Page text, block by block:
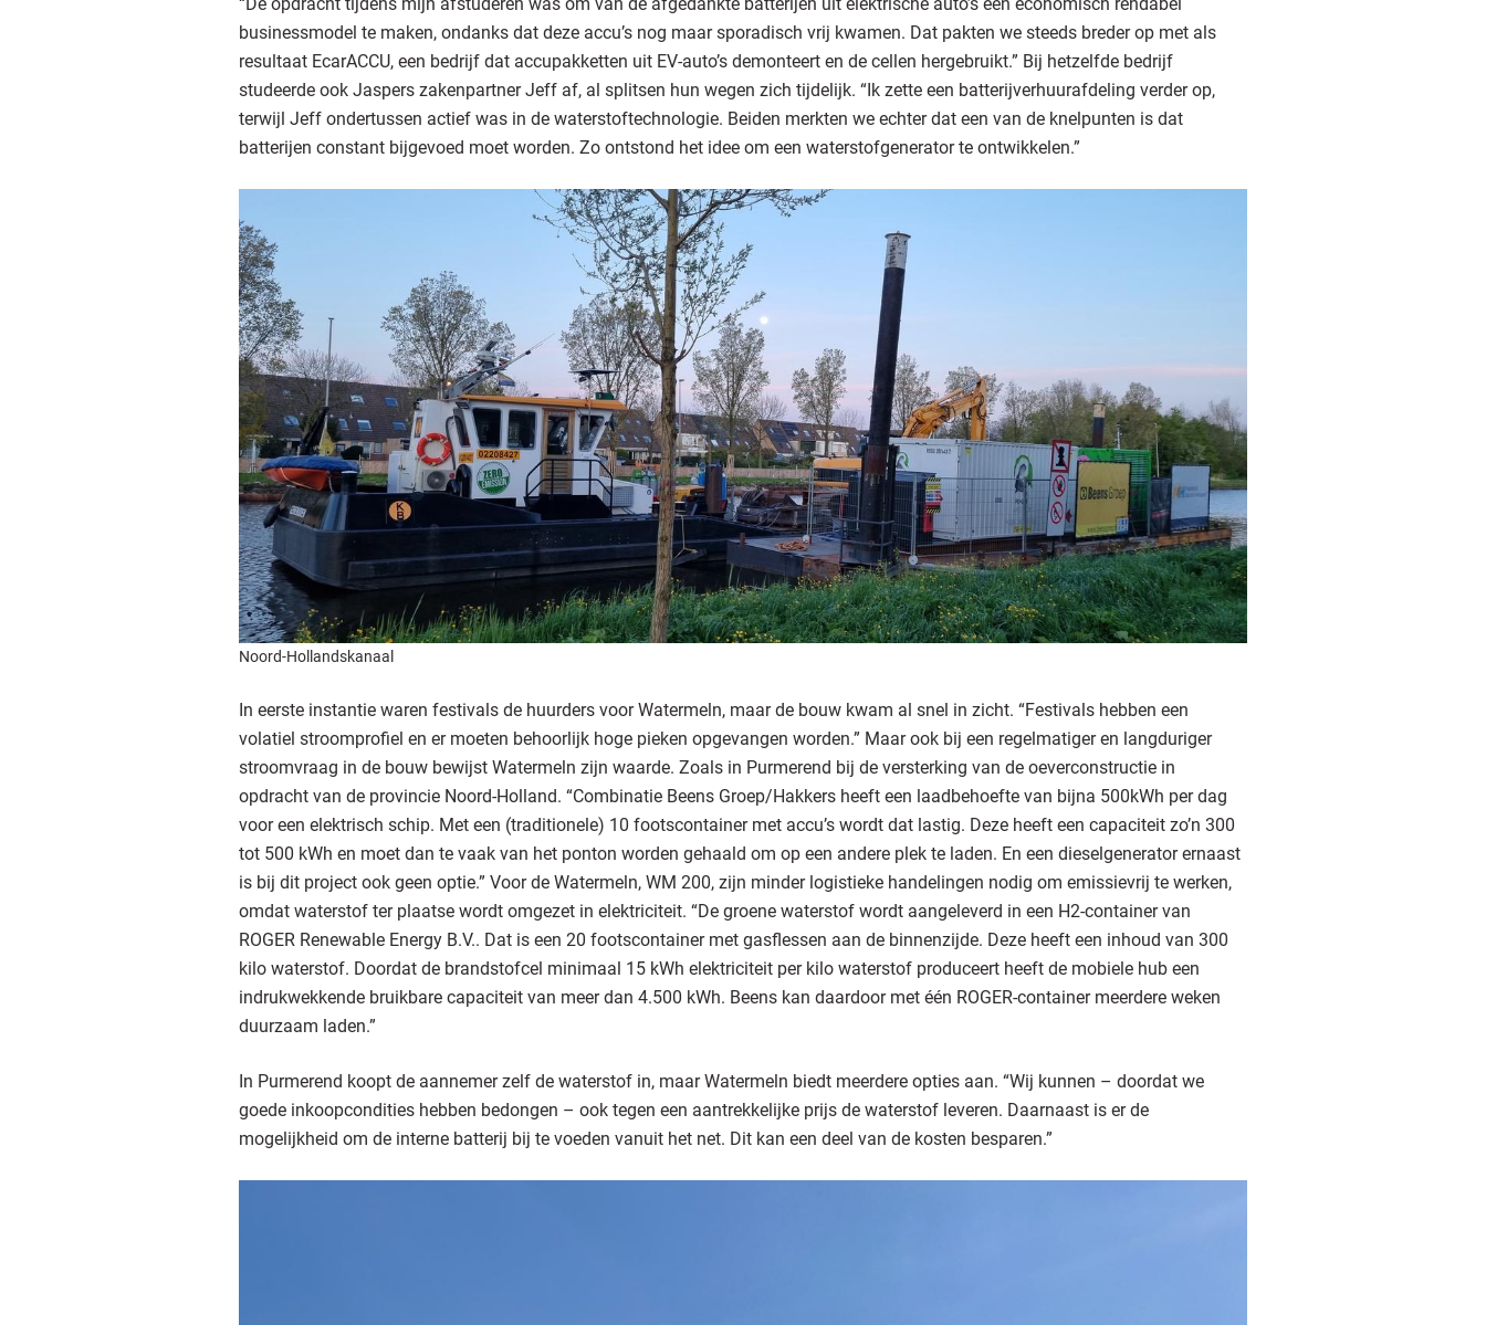
“De opdracht tijdens mijn afstuderen was om van de afgedankte batterijen uit elektrische auto’s een economisch rendabel
businessmodel te maken, ondanks dat deze accu’s nog maar sporadisch vrij kwamen. Dat pakten we steeds breder op met als
resultaat EcarACCU, een bedrijf dat accupakketten uit EV-auto’s demonteert en de cellen hergebruikt.” Bij hetzelfde bedrijf
studeerde ook Jaspers zakenpartner Jeff af, al splitsen hun wegen zich tijdelijk. “Ik zette een batterijverhuurafdeling verder op,
terwijl Jeff ondertussen actief was in de waterstoftechnologie. Beiden merkten we echter dat een van de knelpunten is dat
batterijen constant bijgevoed moet worden. Zo ontstond het idee om een waterstofgenerator te ontwikkelen.”
Noord-Hollandskanaal
In eerste instantie waren festivals de huurders voor Watermeln, maar de bouw kwam al snel in zicht. “Festivals hebben een
volatiel stroomprofiel en er moeten behoorlijk hoge pieken opgevangen worden.” Maar ook bij een regelmatiger en langduriger
stroomvraag in de bouw bewijst Watermeln zijn waarde. Zoals in Purmerend bij de versterking van de oeverconstructie in
opdracht van de provincie Noord-Holland. “Combinatie Beens Groep/Hakkers heeft een laadbehoefte van bijna 500kWh per dag
voor een elektrisch schip. Met een (traditionele) 10 footscontainer met accu’s wordt dat lastig. Deze heeft een capaciteit zo’n 300
tot 500 kWh en moet dan te vaak van het ponton worden gehaald om op een andere plek te laden. En een dieselgenerator ernaast
is bij dit project ook geen optie.” Voor de Watermeln, WM 200, zijn minder logistieke handelingen nodig om emissievrij te werken,
omdat waterstof ter plaatse wordt omgezet in elektriciteit. “De groene waterstof wordt aangeleverd in een H2-container van
ROGER Renewable Energy B.V.. Dat is een 20 footscontainer met gasflessen aan de binnenzijde. Deze heeft een inhoud van 300
kilo waterstof. Doordat de brandstofcel minimaal 15 kWh elektriciteit per kilo waterstof produceert heeft de mobiele hub een
indrukwekkende bruikbare capaciteit van meer dan 4.500 kWh. Beens kan daardoor met één ROGER-container meerdere weken
duurzaam laden.”
In Purmerend koopt de aannemer zelf de waterstof in, maar Watermeln biedt meerdere opties aan. “Wij kunnen – doordat we
goede inkoopcondities hebben bedongen – ook tegen een aantrekkelijke prijs de waterstof leveren. Daarnaast is er de
mogelijkheid om de interne batterij bij te voeden vanuit het net. Dit kan een deel van de kosten besparen.”